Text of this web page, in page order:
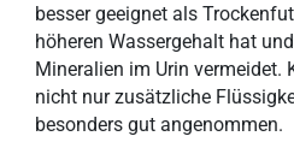
besser geeignet als
höheren Wassergehalt hat
Mineralien im Urin vermeidet.
nicht nur zusätzliche
besonders gut angenommen.